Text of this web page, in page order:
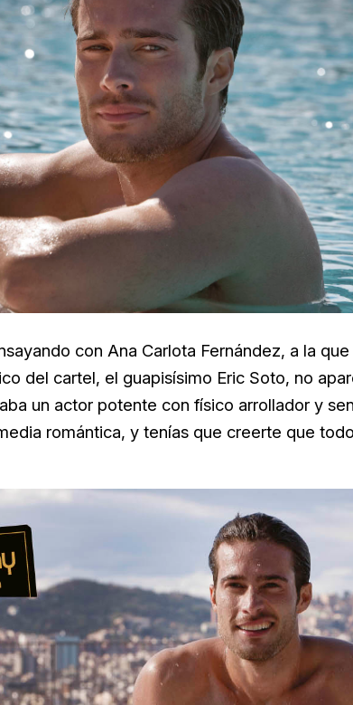
con Ana Carlota Fernández, a la
del cartel, el guapisísimo Eric Soto, no
un actor potente con físico arrollador y
romántica, y tenías que creerte que